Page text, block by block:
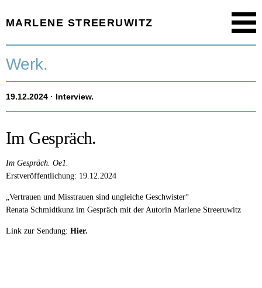
MARLENE STREERUWITZ
Timeline.
Texte.
Aktuell.
Werk.
19.12.2024 · Interview.
Im Gespräch.
Im Gespräch. Oe1.
Erstveröffentlichung: 19.12.2024
„Vertrauen und Misstrauen sind ungleiche Geschwister“
Renata Schmidtkunz im Gespräch mit der Autorin Marlene Streeruwitz
Link zur Sendung: Hier.